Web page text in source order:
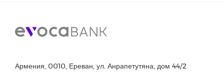
Армения, 0010, Ереван, ул. Анрапетутяна, дом 44/2